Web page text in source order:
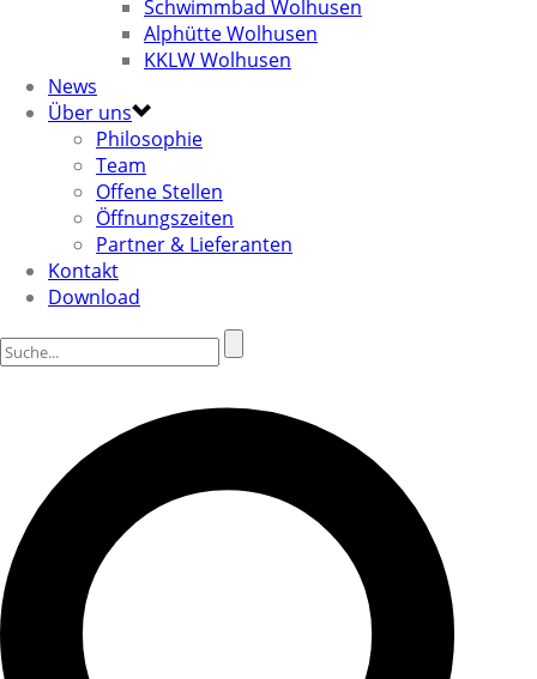
Schwimmbad Wolhusen
Alphütte Wolhusen
KKLW Wolhusen
News
Über uns
Philosophie
Team
Offene Stellen
Öffnungszeiten
Partner & Lieferanten
Kontakt
Download